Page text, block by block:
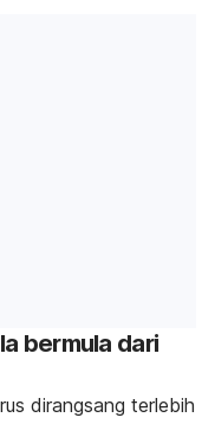
bermula dari
dirangsang terlebih